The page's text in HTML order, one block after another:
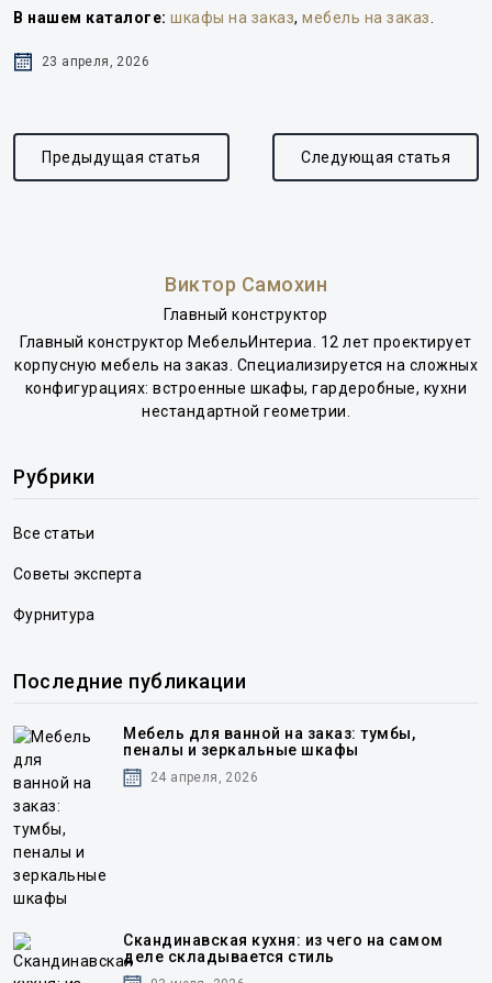
В нашем каталоге: шкафы на заказ, мебель на заказ
23 апреля, 2026
Предыдущая статья Следующая статья
Виктор Самохин
Главный конструктор
Главный конструктор МебельИнтериа. 12 лет проектирует
корпусную мебель на заказ. Специализируется на сложных
конфигурациях: встроенные шкафы, гардеробные, кухни
нестандартной геометрии.
Рубрики
Все статьи
Советы эксперта
Фурнитура
Последние публикации
Мебель для ванной на заказ: тумбы,
пеналы и зеркальные шкафы
24 апреля, 2026
Скандинавская кухня: из чего на самом
деле складывается стиль